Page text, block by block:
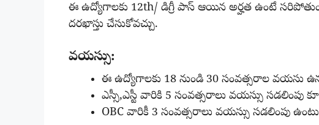
ఈ ఉద్యోగాలకు 12th/ డిగ్రీ పాస్ ఆయిన అర్హత ఉంటే
దరఖాస్తు చేసుకోవచ్చు.
వయస్సు:
ఈ ఉద్యోగాలకు 18 నుండి 30 సంవత్సరాల వయసు ఉన్న
ఎస్సీ,ఎస్టీ వారికి 5 సంవత్సరాలు వయస్సు సడలింపు
OBC వారికీ 3 సంవత్సరాలు వయస్సు సడలింపు